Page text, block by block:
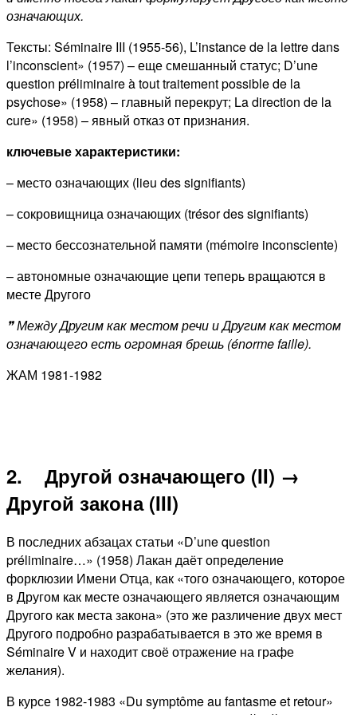
означающих.
Тексты: Séminaire III (1955-56), L’instance de la lettre dans
l’inconscient» (1957) – еще смешанный статус; D’une
question préliminaire à tout traitement possible de la
psychose» (1958) – главный перекрут; La direction de la
cure» (1958) – явный отказ от признания.
ключевые характеристики:
– место означающих (lieu des signifiants)
– сокровищница означающих (trésor des signifiants)
– место бессознательной памяти (mémoire inconsciente)
– автономные означающие цепи теперь вращаются в
месте Другого
❞ Между Другим как местом речи и Другим как местом
означающего есть огромная брешь (énormefaille).
ЖАМ 1981-1982
2. Другой означающего (II) →
Другой закона (III)
В последних абзацах статьи «D’une question
préliminaire…» (1958) Лакан даёт определение
форклюзии Имени Отца, как «того означающего, которое
в Другом как месте означающего является означающим
Другого как места закона» (это же различение двух мест
Другого подробно разрабатывается в это же время в
Séminaire V и находит своё отражение на графе
желания).
В курсе 1982-1983 «Du symptôme au fantasme et retour»